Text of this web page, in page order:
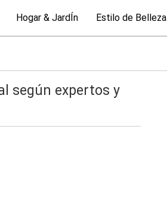
Hogar & JardÍn Estilo de Belleza
según expertos y